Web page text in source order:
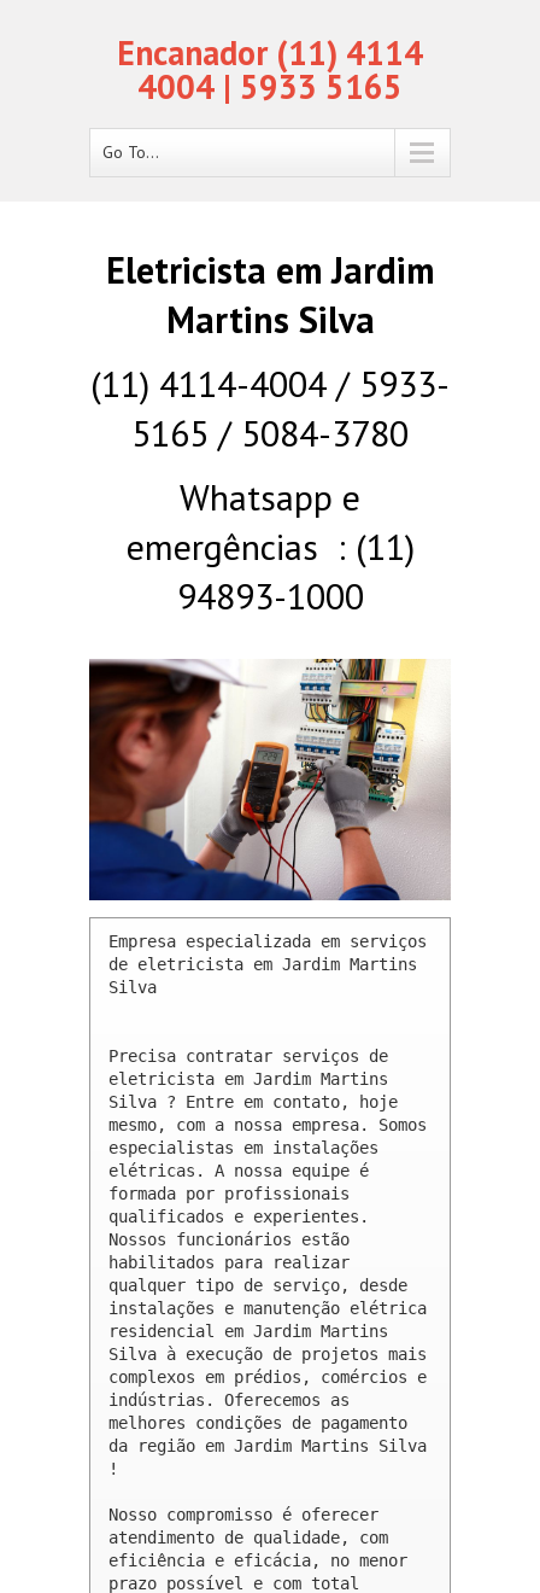
Encanador (11) 4114
4004 | 5933 5165
Go To...
Eletricista em Jardim
Martins Silva
(11) 4114-4004 / 5933-
5165 / 5084-3780
Whatsapp e
emergências : (11)
94893-1000
Empresa especializada em serviços
de eletricista em Jardim Martins
Silva
Precisa contratar serviços de
eletricista em Jardim Martins
Silva ? Entre em contato, hoje
mesmo, com a nossa empresa. Somos
especialistas em instalações
elétricas. A nossa equipe é
formada por profissionais
qualificados e experientes.
Nossos funcionários estão
habilitados para realizar
qualquer tipo de serviço, desde
instalações e manutenção elétrica
residencial em Jardim Martins
Silva à execução de projetos mais
complexos em prédios, comércios e
indústrias. Oferecemos as
melhores condições de pagamento
da região em Jardim Martins Silva
!
Nosso compromisso é oferecer
atendimento de qualidade, com
eficiência e eficácia, no menor
prazo possível e com total